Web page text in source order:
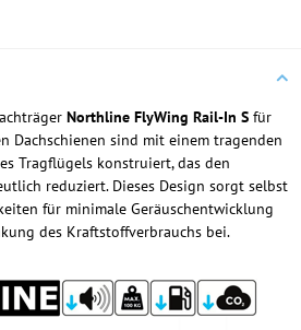
Northline FlyWing Rail-In S für
Dachschienen sind mit einem tragenden
Tragflügels konstruiert, das den
reduziert. Dieses Design sorgt selbst
für minimale Geräuschentwicklung
des Kraftstoffverbrauchs bei.